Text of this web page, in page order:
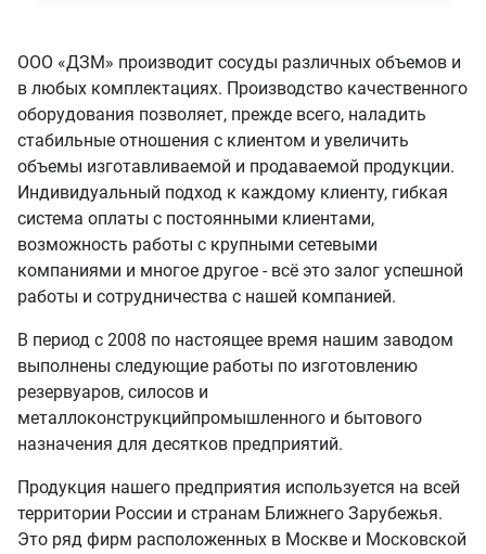
ООО «ДЗМ» производит сосуды различных объемов и
в любых комплектациях. Производство качественного
оборудования позволяет, прежде всего, наладить
стабильные отношения с клиентом и увеличить
объемы изготавливаемой и продаваемой продукции.
Индивидуальный подход к каждому клиенту, гибкая
система оплаты с постоянными клиентами,
возможность работы с крупными сетевыми
компаниями и многое другое - всё это залог успешной
работы и сотрудничества с нашей компанией.
В период с 2008 по настоящее время нашим заводом
выполнены следующие работы по изготовлению
резервуаров, силосов и
металлоконструкцийпромышленного и бытового
назначения для десятков предприятий.
Продукция нашего предприятия используется на всей
территории России и странам Ближнего Зарубежья.
Это ряд фирм расположенных в Москве и Московской